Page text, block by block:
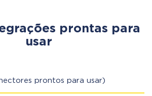
prontas para
usar
prontos para usar)